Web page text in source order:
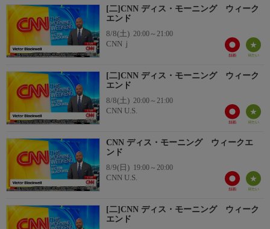
[二]CNN ディス・モーニング ウィーク
エンド
8/8(土) 20:00～21:00
CNNｊ
[二]CNN ディス・モーニング ウィーク
エンド
8/8(土) 20:00～21:00
CNN U.S.
CNN ディス・モーニング ウィークエ
ンド
8/9(日) 19:00～20:00
CNN U.S.
[二]CNN ディス・モーニング ウィーク
エンド